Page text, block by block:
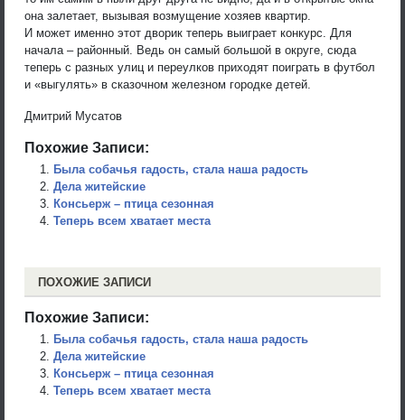
она залетает, вызывая возмущение хозяев квартир.
И может именно этот дворик теперь выиграет конкурс. Для
начала – районный. Ведь он самый большой в округе, сюда
теперь с разных улиц и переулков приходят поиграть в футбол
и «выгулять» в сказочном железном городке детей.
Дмитрий Мусатов
Похожие Записи:
Была собачья гадость, стала наша радость
Дела житейские
Консьерж – птица сезонная
Теперь всем хватает места
ПОХОЖИЕ ЗАПИСИ
Похожие Записи:
Была собачья гадость, стала наша радость
Дела житейские
Консьерж – птица сезонная
Теперь всем хватает места